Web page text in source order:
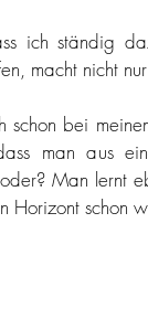
ich ständig
macht nicht
bei
man aus
Man lernt
Horizont schon